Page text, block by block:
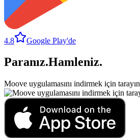
4.8 Google Play'de
Paranız.Hamleniz.
Moove uygulamasını indirmek için tarayın